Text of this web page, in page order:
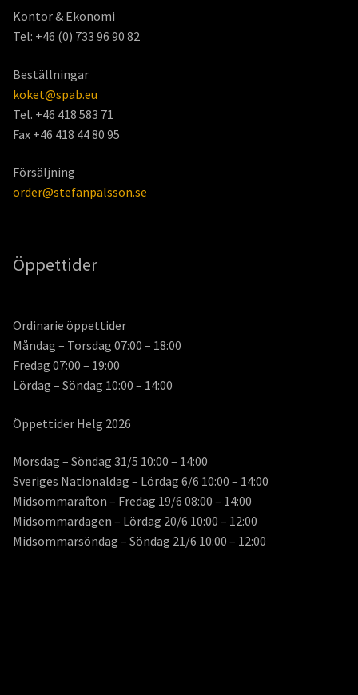
Kontor & Ekonomi
Tel: +46 (0) 733 96 90 82
Beställningar
koket@spab.eu
Tel. +46 418 583 71
Fax +46 418 44 80 95
Försäljning
order@stefanpalsson.se
Öppettider
Ordinarie öppettider
Måndag – Torsdag 07:00 – 18:00
Fredag 07:00 – 19:00
Lördag – Söndag 10:00 – 14:00
Öppettider Helg 2026
Morsdag – Söndag 31/5 10:00 – 14:00
Sveriges Nationaldag – Lördag 6/6 10:00 – 14:00
Midsommarafton – Fredag 19/6 08:00 – 14:00
Midsommardagen – Lördag 20/6 10:00 – 12:00
Midsommarsöndag – Söndag 21/6 10:00 – 12:00